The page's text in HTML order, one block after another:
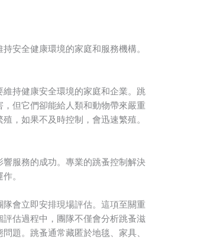
安全健康環境的家庭和服務機構。
持健康安全環境的家庭和企業。跳
但它們卻能給人類和動物帶來嚴重
，如果不及時控制，會迅速繁殖。
服務的成功。專業的跳蚤控制解決
。
會立即安排現場評估。這項至關重
估過程中，團隊不僅會分析跳蚤滋
題。跳蚤通常藏匿於地毯、家具、